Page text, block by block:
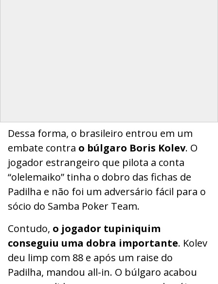
Dessa forma, o brasileiro entrou em um
embate contra o búlgaro Boris Kolev. O
jogador estrangeiro que pilota a conta
“olelemaiko” tinha o dobro das fichas de
Padilha e não foi um adversário fácil para o
sócio do Samba Poker Team.
Contudo, o jogador tupiniquim
conseguiu uma dobra importante. Kolev
deu limp com 88 e após um raise do
Padilha, mandou all-in. O búlgaro acabou